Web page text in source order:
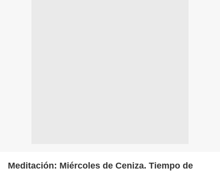
Meditación: Miércoles de Ceniza. Tiempo de